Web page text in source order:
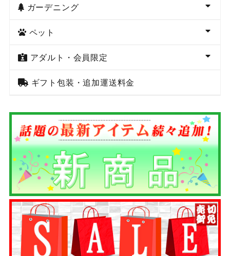
ガーデニング
ペット
アダルト・会員限定
ギフト包装・追加運送料金